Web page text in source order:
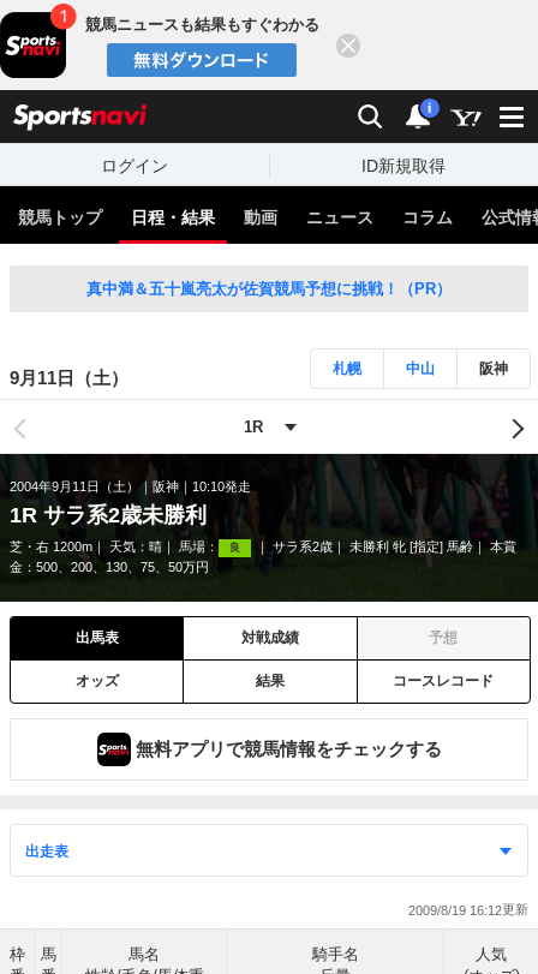
競馬ニュースも結果もすぐわかる
検索 通知
i
ログイン ID新規取得
競馬トップ 日程・結果 動画 ニュース コラム 公式情
真中満＆五十嵐亮太が佐賀競馬予想に挑戦！（PR）
9月11日（土） 札幌 中山 阪神
2004年9月11日（土） 阪神 10:10発走
1R サラ系2歳未勝利
芝・右 1200m 天気： 晴 馬場： 良 サラ系2歳 未勝利 牝 [指定] 馬齢
本賞
金：500、200、130、75、50万円
出馬表 対戦成績 予想
オッズ 結果 コースレコード
無料アプリで競馬情報をチェックする
2009/8/19 16:12
枠
馬
馬名
騎手名
人気